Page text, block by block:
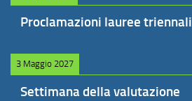
Proclamazioni lauree triennali
3 Maggio 2027
Settimana della valutazione